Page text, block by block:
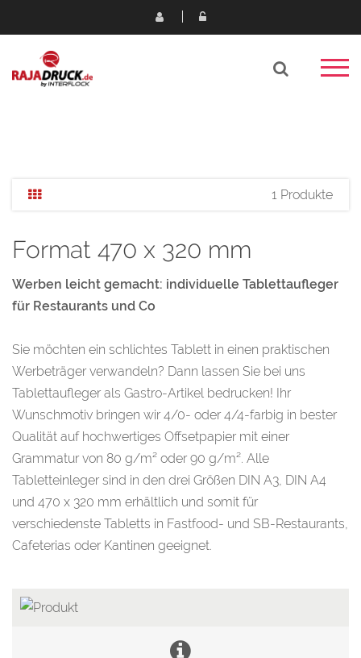
1 Produkte
Format 470 x 320 mm
Werben leicht gemacht: individuelle Tablettaufleger
für Restaurants und Co
Sie möchten ein schlichtes Tablett in einen praktischen
Werbeträger verwandeln? Dann lassen Sie bei uns
Tablettaufleger als Gastro-Artikel bedrucken! Ihr
Wunschmotiv bringen wir 4/0- oder 4/4-farbig in bester
Qualität auf hochwertiges Offsetpapier mit einer
Grammatur von 80 g/m² oder 90 g/m². Alle
Tabletteinleger sind in den drei Größen DIN A3, DIN A4
und 470 x 320 mm erhältlich und somit für
verschiedenste Tabletts in Fastfood- und SB-Restaurants,
Cafeterias oder Kantinen geeignet.